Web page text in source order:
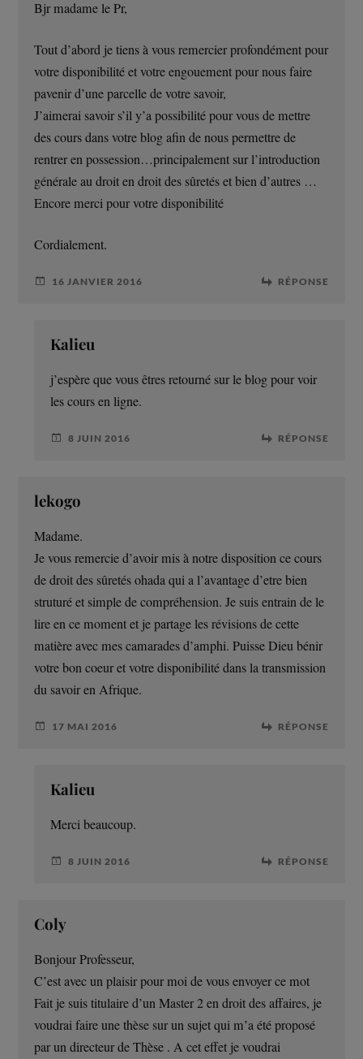
Bjr madame le Pr,
Tout d’abord je tiens à vous remercier profondément pour
votre disponibilité et votre engouement pour nous faire
pavenir d’une parcelle de votre savoir,
J’aimerai savoir s’il y’a possibilité pour vous de mettre
des cours dans votre blog afin de nous permettre de
rentrer en possession…principalement sur l’introduction
générale au droit en droit des sûretés et bien d’autres …
Encore merci pour votre disponibilité
Cordialement.
16 JANVIER 2016 RÉPONSE
Kalieu
j’espère que vous êtres retourné sur le blog pour voir
les cours en ligne.
8 JUIN 2016 RÉPONSE
lekogo
Madame.
Je vous remercie d’avoir mis à notre disposition ce cours
de droit des sûretés ohada qui a l’avantage d’etre bien
struturé et simple de compréhension. Je suis entrain de le
lire en ce moment et je partage les révisions de cette
matière avec mes camarades d’amphi. Puisse Dieu bénir
votre bon coeur et votre disponibilité dans la transmission
du savoir en Afrique.
17 MAI 2016 RÉPONSE
Kalieu
Merci beaucoup.
8 JUIN 2016 RÉPONSE
Coly
Bonjour Professeur,
C’est avec un plaisir pour moi de vous envoyer ce mot
Fait je suis titulaire d’un Master 2 en droit des affaires, je
voudrai faire une thèse sur un sujet qui m’a été proposé
par un directeur de Thèse . A cet effet je voudrai